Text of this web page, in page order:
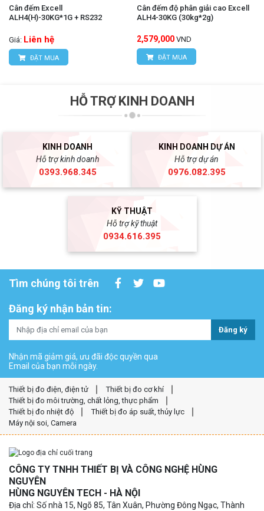
Cân đếm Excell
ALH4(H)-30KG*1G + RS232
Giá: Liên hệ
ĐẶT MUA
Cân đếm độ phân giải cao Excell
ALH4-30KG (30kg*2g)
2,579,000 VND
ĐẶT MUA
HỖ TRỢ KINH DOANH
KINH DOANH
Hỗ trợ kinh doanh
0393.968.345
KINH DOANH DỰ ÁN
Hỗ trợ dự án
0976.082.395
KỸ THUẬT
Hỗ trợ kỹ thuật
0934.616.395
Tìm chúng tôi trên
Đăng ký nhận bản tin:
Đăng ký
Nhận mã giảm giá, ưu đãi độc quyền qua
Email của bạn mỗi ngày.
Thiết bị đo điện, điện tử
Thiết bị đo cơ khí
Thiết bị đo môi trường, chất lỏng, thực phẩm
Thiết bị đo nhiệt độ
Thiết bị đo áp suất, thủy lực
Máy nội soi, Camera
CÔNG TY TNHH THIẾT BỊ VÀ CÔNG NGHỆ HÙNG
NGUYÊN
HÙNG NGUYÊN TECH - HÀ NỘI
Địa chỉ: Số nhà 15, Ngõ 85, Tân Xuân, Phường Đông Ngạc, Thành